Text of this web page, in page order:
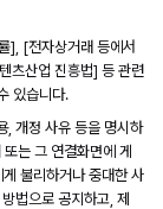
], [전자상거래 등에서
츠산업 진흥법] 등 관련
있습니다.
, 개정 사유 등을 명시하
는 그 연결화면에 게
불리하거나 중대한 사
법으로 공지하고, 제